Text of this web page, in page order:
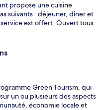
propose une cuisine
suivants : déjeuner, dîner et
est offert. Ouvert tous
Green Tourism, qui
un ou plusieurs des aspects
économie locale et